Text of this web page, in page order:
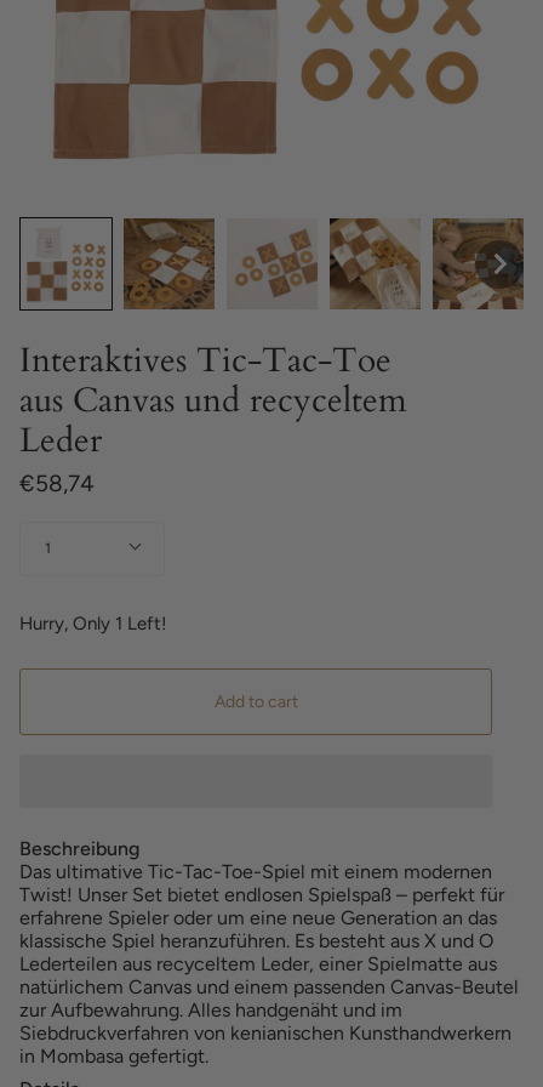
Interaktives Tic-Tac-Toe
aus Canvas und recyceltem
Leder
€58,74
1
Hurry, Only 1 Left!
Add to cart
Beschreibung
Das ultimative Tic-Tac-Toe-Spiel mit einem modernen
Twist! Unser Set bietet endlosen Spielspaß – perfekt für
erfahrene Spieler oder um eine neue Generation an das
klassische Spiel heranzuführen. Es besteht aus X und O
Lederteilen aus recyceltem Leder, einer Spielmatte aus
natürlichem Canvas und einem passenden Canvas-Beutel
zur Aufbewahrung. Alles handgenäht und im
Siebdruckverfahren von kenianischen Kunsthandwerkern
in Mombasa gefertigt.